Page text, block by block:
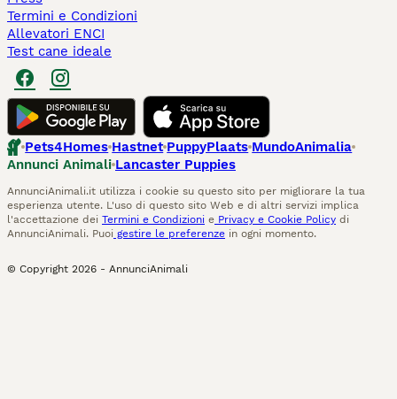
Termini e Condizioni
Allevatori ENCI
Test cane ideale
Pets4Homes Hastnet PuppyPlaats MundoAnimalia
Annunci Animali Lancaster Puppies
AnnunciAnimali.it utilizza i cookie su questo sito per migliorare la tua
esperienza utente. L'uso di questo sito Web e di altri servizi implica
l'accettazione dei Termini e Condizioni e Privacy e Cookie Policy di
AnnunciAnimali. Puoi gestire le preferenze in ogni momento.
© Copyright 2026 - AnnunciAnimali